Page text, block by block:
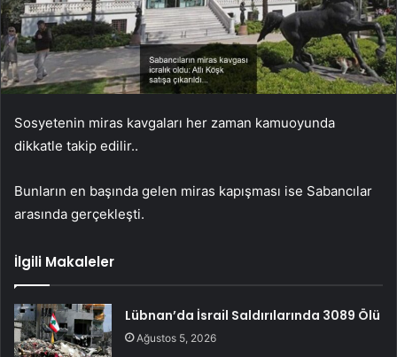
Sosyetenin miras kavgaları her zaman kamuoyunda
dikkatle takip edilir..
Bunların en başında gelen miras kapışması ise Sabancılar
arasında gerçekleşti.
İlgili Makaleler
Lübnan’da İsrail Saldırılarında 3089 Ölü
Ağustos 5, 2026